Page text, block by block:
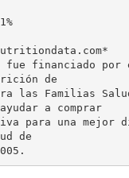
financiado por
de
las Familias
a comprar
para una mejor
de